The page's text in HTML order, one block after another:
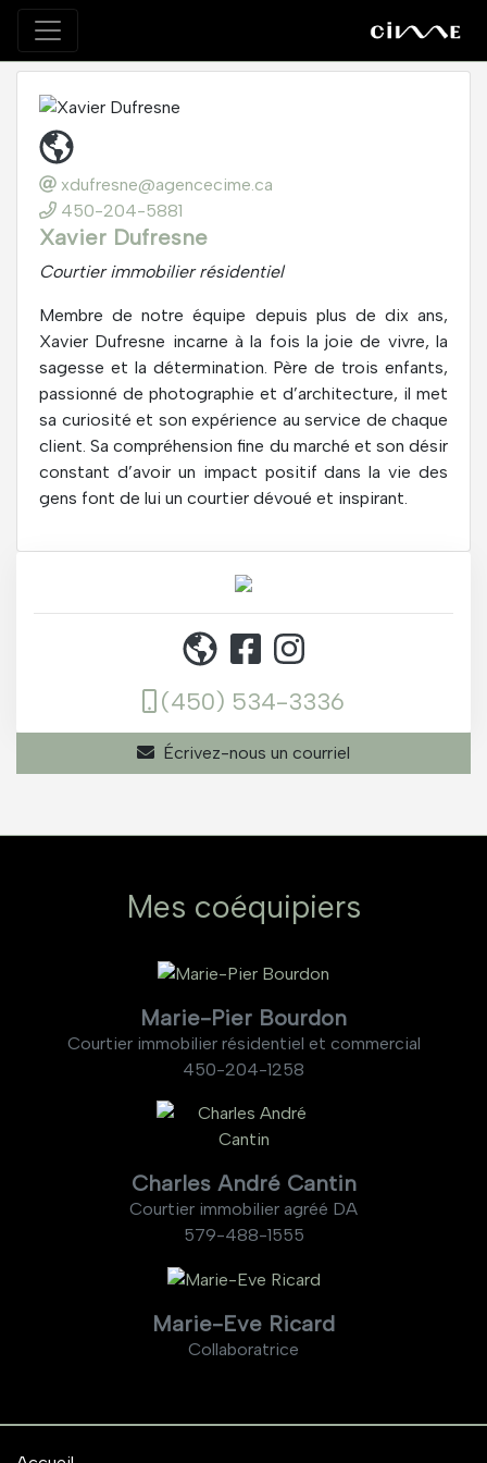
xdufresne@agencecime.ca
450-204-5881
Xavier Dufresne
Courtier immobilier résidentiel
Membre de notre équipe depuis plus de dix ans,
Xavier Dufresne incarne à la fois la joie de vivre, la
sagesse et la détermination. Père de trois enfants,
passionné de photographie et d’architecture, il met
sa curiosité et son expérience au service de chaque
client. Sa compréhension fine du marché et son désir
constant d’avoir un impact positif dans la vie des
gens font de lui un courtier dévoué et inspirant.
(450) 534-3336
Écrivez-nous un courriel
Mes coéquipiers
Marie-Pier Bourdon
Courtier immobilier résidentiel et commercial
450-204-1258
Charles André Cantin
Courtier immobilier agréé DA
579-488-1555
Marie-Eve Ricard
Collaboratrice